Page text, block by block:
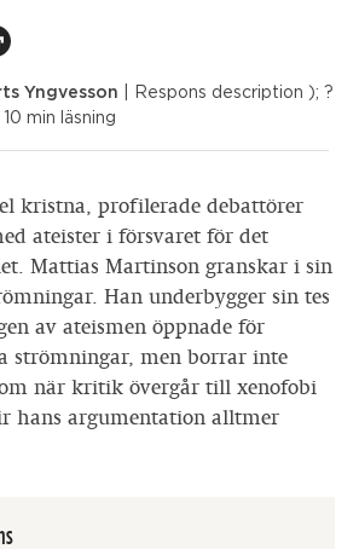
Yngvesson | Respons description ); ?
| 10 min läsning
kristna, profilerade debattörer
ateister i försvaret för det
Mattias Martinson granskar i sin
Han underbygger sin tes
av ateismen öppnade för
strömningar, men borrar inte
när kritik övergår till xenofobi
hans argumentation alltmer